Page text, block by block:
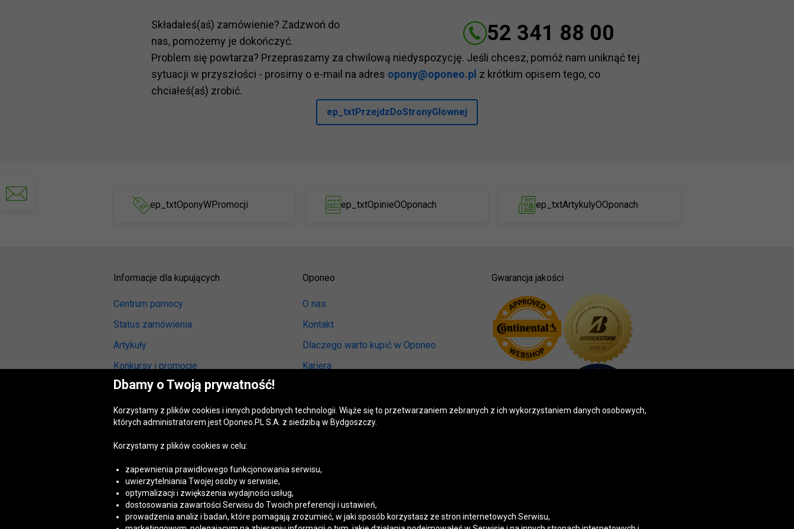
Składałeś(aś) zamówienie? Zadzwoń do
nas, pomożemy je dokończyć.
52 341 88 00
Problem się powtarza? Przepraszamy za chwilową niedyspozycję. Jeśli chcesz, pomóż nam uniknąć tej
sytuacji w przyszłości - prosimy o e-mail na adres opony@oponeo.pl z krótkim opisem tego, co
chciałeś(aś) zrobić.
ep_txtPrzejdzDoStronyGlownej
ep_txtOponyWPromocji ep_txtOpinieOOponach ep_txtArtykulyOOponach
Informacje dla kupujących
Centrum pomocy
Status zamówienia
Artykuły
Konkursy i promocje
Odstąpienie od umowy
Reklamacja gwarancyjna
Opinie o oponach
Akt o usługach cyfrowych(DSA)
Dostępność cyfrowa
Oponeo
O nas
Kontakt
Dlaczego warto kupić w Oponeo
Kariera
Biuro prasowe
Kręci nas recykling
Mapa fotoradarów
Ustawienia cookies
Gwarancja jakości
Dbamy o Twoją prywatność!
Korzystamy z plików cookies i innych podobnych technologii. Wiąże się to przetwarzaniem zebranych z ich wykorzystaniem danych osobowych,
których administratorem jest Oponeo.PL S.A. z siedzibą w Bydgoszczy.
Korzystamy z plików cookies w celu:
zapewnienia prawidłowego funkcjonowania serwisu,
uwierzytelniania Twojej osoby w serwisie,
optymalizacji i zwiększenia wydajności usług,
dostosowania zawartości Serwisu do Twoich preferencji i ustawień,
prowadzenia analiz i badań, które pomagają zrozumieć, w jaki sposób korzystasz ze stron internetowych Serwisu,